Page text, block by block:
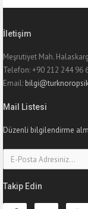
İletişim
Meşrutiyet Mah.
Telefon: +90 212 244 96
Email:
Mail Listesi
Düzenli bilgilendirme
Takip Edin